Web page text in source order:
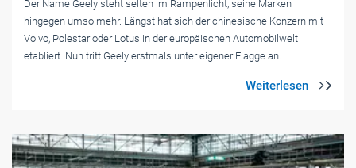
Der Name Geely steht selten im Rampenlicht, seine Marken
hingegen umso mehr. Längst hat sich der chinesische Konzern mit
Volvo, Polestar oder Lotus in der europäischen Automobilwelt
etabliert. Nun tritt Geely erstmals unter eigener Flagge an.